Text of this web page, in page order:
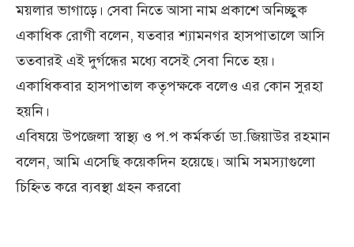
ময়লার ভাগাড়ে। সেবা নিতে আসা নাম প্রকাশে অনিচ্ছুক
একাধিক রোগী বলেন, যতবার শ্যামনগর হাসপাতালে আসি
ততবারই এই দুর্গন্ধের মধ্যে বসেই সেবা নিতে হয়।
একাধিকবার হাসপাতাল কতৃপক্ষকে বলেও এর কোন সুরহা
হয়নি।
এবিষয়ে উপজেলা স্বাস্থ্য ও প.প কর্মকর্তা ডা.জিয়াউর রহমান
বলেন, আমি এসেছি কয়েকদিন হয়েছে। আমি সমস্যাগুলো
চিহ্নিত করে ব্যবস্থা গ্রহন করবো